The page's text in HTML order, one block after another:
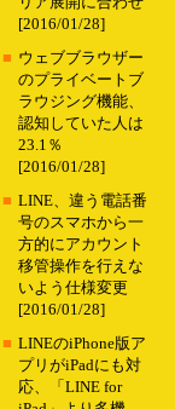
[2016/01/28]
■ ウェブブラウザー
のプライベートブ
ラウジング機能、
認知していた人は
23.1％
[2016/01/28]
■ LINE、違う電話番
号のスマホから一
方的にアカウント
移管操作を行えな
いよう仕様変更
[2016/01/28]
■ LINEのiPhone版ア
プリがiPadにも対
応、「LINE for